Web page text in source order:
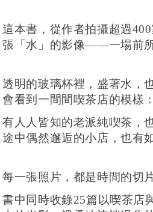
這本書，從作者拍攝超過
張「水」的影像——一場前所
透明的玻璃杯裡，盛著水，
會看到一間間喫茶店的模樣：
有人人皆知的老派純喫茶，
途中偶然邂逅的小店，也有
每一張照片，都是時間的切
書中同時收錄25篇以喫茶店